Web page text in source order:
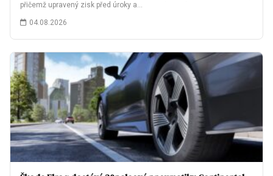
přičemž upravený zisk před úroky a…
04.08.2026